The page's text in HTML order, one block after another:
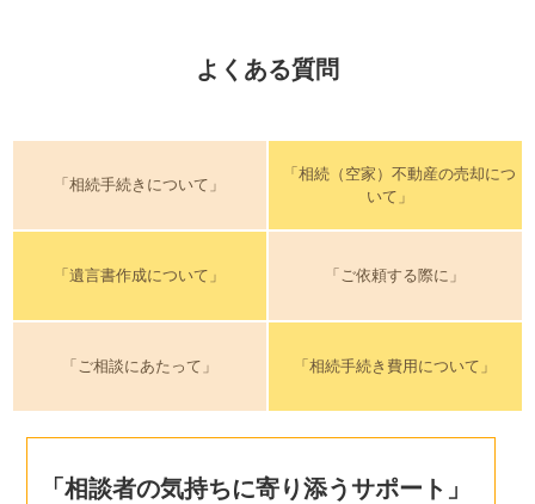
よくある質問
「相続手続きについて」
「相続（空家）不動産の売却につ
いて」
「遺言書作成について」 「ご依頼する際に」
「ご相談にあたって」 「相続手続き費用について」
「相談者の気持ちに寄り添うサポート」